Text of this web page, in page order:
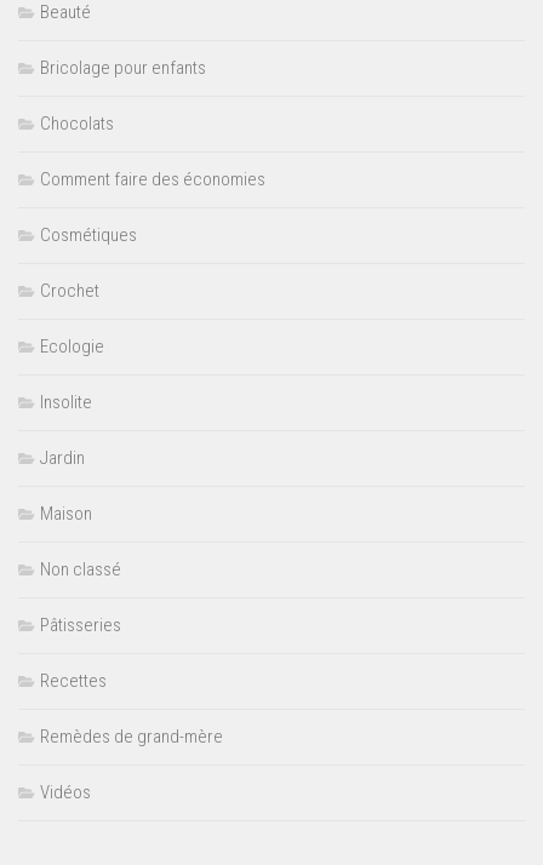
Beauté
Bricolage pour enfants
Chocolats
Comment faire des économies
Cosmétiques
Crochet
Ecologie
Insolite
Jardin
Maison
Non classé
Pâtisseries
Recettes
Remèdes de grand-mère
Vidéos